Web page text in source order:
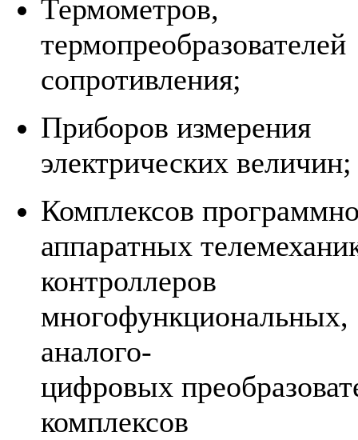
Термометров,
термопреобразователей
сопротивления;
Приборов измерения
электрических величин;
Комплексов
аппаратных
контроллеров
многофункциональных,
аналого-
цифровых
комплексов